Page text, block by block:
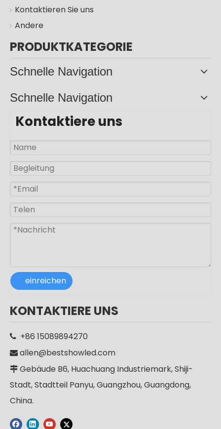
Kontaktieren Sie uns
Andere
PRODUKTKATEGORIE
Schnelle Navigation
Schnelle Navigation
Kontaktiere uns
einreichen
KONTAKTIERE UNS
 +86 15089894270
 allen@bestshowled.com
 Gebäude B6, Huachuang Industriemark, Shiji-
Stadt, Stadtteil Panyu, Guangzhou, Guangdong,
China.